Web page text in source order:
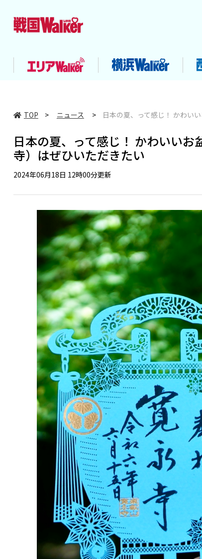
TOP > ニュース > 日本の夏、って感じ！ かわい
日本の夏、って感じ！ かわいい
寺）はぜひいただきたい
2024年06月18日 12時00分更新